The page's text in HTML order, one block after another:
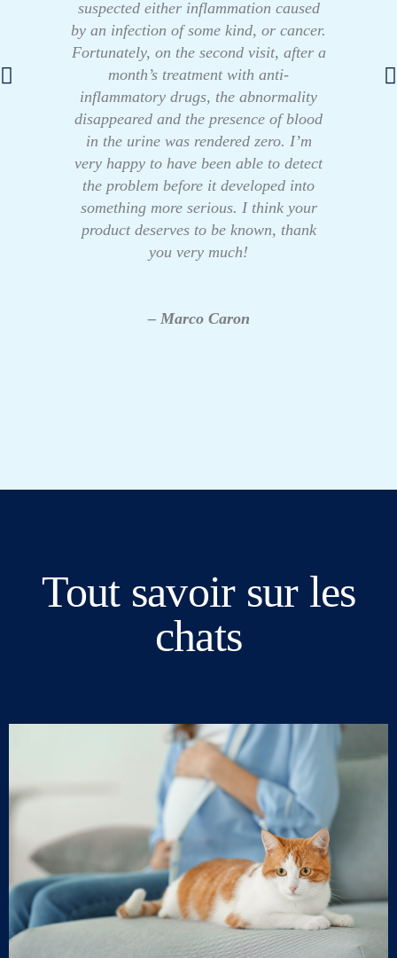
suspected either inflammation caused
by an infection of some kind, or cancer.
Fortunately, on the second visit, after a
month’s treatment with anti-
inflammatory drugs, the abnormality
disappeared and the presence of blood
in the urine was rendered zero. I’m
very happy to have been able to detect
the problem before it developed into
something more serious. I think your
product deserves to be known, thank
you very much!
– Marco Caron
Tout savoir sur les
chats